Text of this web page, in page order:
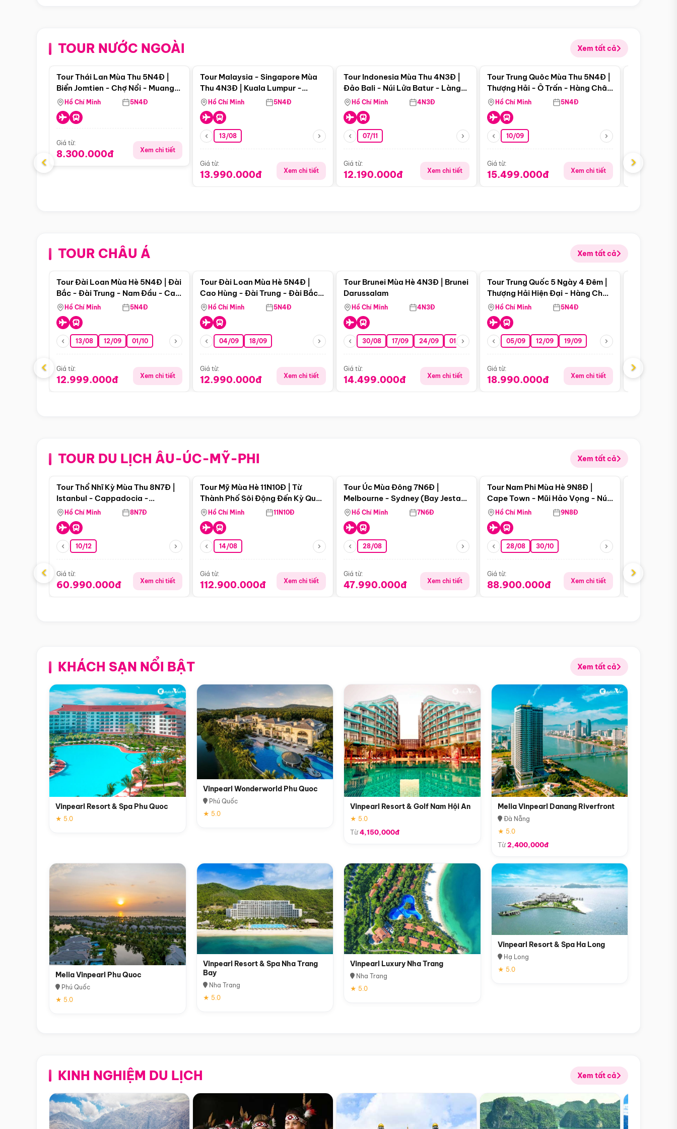
TOUR NƯỚC NGOÀI Xem tất cả
Điểm nổi bật
Tour Thái Lan Mùa Thu 5N4Đ |
Biển Jomtien - Chợ Nổi - Muang
Boran - Suanthai (Bay Vietnam
Airlines)
Hồ Chí Minh 5N4Đ
Giá từ:
8.300.000đ Xem chi tiết
Tour Malaysia - Singapore Mùa
Thu 4N3Đ | Kuala Lumpur -
Malacca - Johor Baru -
Singapore
Hồ Chí Minh 5N4Đ
13/08
Giá từ:
13.990.000đ Xem chi tiết
Tour Indonesia Mùa Thu 4N3Đ |
Đảo Bali - Núi Lửa Batur - Làng
Penglipuran
Hồ Chí Minh 4N3Đ
07/11
Giá từ:
12.190.000đ Xem chi tiết
Điểm nổi bật
Tour Trung Quôc Mùa Thu 5N4Đ |
Thượng Hải - Ô Trấn - Hàng Châu
(Tour Không Shopping)
Hồ Chí Minh 5N4Đ
10/09
Giá từ:
15.499.000đ Xem chi tiết
Giá từ:
‹ ›
TOUR CHÂU Á Xem tất cả
Điểm nổi bật
Tour Đài Loan Mùa Hè 5N4Đ | Đài
Bắc - Đài Trung - Nam Đầu - Cao
Hùng ( Bay Vn)
Hồ Chí Minh 5N4Đ
13/08 12/09 01/10
Giá từ:
12.999.000đ Xem chi tiết
Tour Đài Loan Mùa Hè 5N4Đ |
Cao Hùng - Đài Trung - Đài Bắc
(Bay Vj)
Hồ Chí Minh 5N4Đ
04/09 18/09
Giá từ:
12.990.000đ Xem chi tiết
Tour Brunei Mùa Hè 4N3Đ | Brunei
Darussalam
Hồ Chí Minh 4N3Đ
30/08 17/09 24/09 01/10 15/10 29/10
Giá từ:
14.499.000đ Xem chi tiết
Điểm nổi bật
Tour Trung Quốc 5 Ngày 4 Đêm |
Thượng Hải Hiện Đại - Hàng Châu
Nên Thơ - Ô Trấn Cổ Kính
Hồ Chí Minh 5N4Đ
05/09 12/09 19/09
Giá từ:
18.990.000đ Xem chi tiết
Giá từ:
‹ ›
TOUR DU LỊCH ÂU-ÚC-MỸ-PHI Xem tất cả
Điểm nổi bật
Tour Thổ Nhĩ Kỳ Mùa Thu 8N7Đ |
Istanbul - Cappadocia -
Pamukkale
Hồ Chí Minh 8N7Đ
10/12
Giá từ:
60.990.000đ Xem chi tiết
Tour Mỹ Mùa Hè 11N10Đ | Từ
Thành Phố Sôi Động Đến Kỳ Quan
Thiên Nhiên Mỹ
Hồ Chí Minh 11N10Đ
14/08
Giá từ:
112.900.000đ Xem chi tiết
Tour Úc Mùa Đông 7N6Đ |
Melbourne - Sydney (Bay Jestar
Airways)
Hồ Chí Minh 7N6Đ
28/08
Giá từ:
47.990.000đ Xem chi tiết
Điểm nổi bật
Tour Nam Phi Mùa Hè 9N8Đ |
Cape Town - Mũi Hảo Vọng - Núi
Bàn - Johannesburg - Pretoria -
Safari - Lodge
Hồ Chí Minh 9N8Đ
28/08 30/10
Giá từ:
88.900.000đ Xem chi tiết
Giá từ:
‹ ›
KHÁCH SẠN NỔI BẬT Xem tất cả
Vinpearl Resort & Spa Phu Quoc
★ 5.0
Vinpearl Wonderworld Phu Quoc
Phú Quốc
★ 5.0
Vinpearl Resort & Golf Nam Hội An
★ 5.0
Từ4,150,000đ
Melia Vinpearl Danang Riverfront
Đà Nẵng
★ 5.0
Từ2,400,000đ
Melia Vinpearl Phu Quoc
Phú Quốc
★ 5.0
Vinpearl Resort & Spa Nha Trang
Bay
Nha Trang
★ 5.0
Vinpearl Luxury Nha Trang
Nha Trang
★ 5.0
Vinpearl Resort & Spa Ha Long
Hạ Long
★ 5.0
KINH NGHIỆM DU LỊCH Xem tất cả